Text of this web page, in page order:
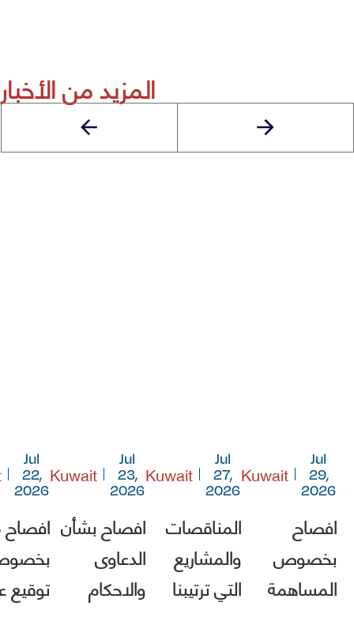
المزيد من الأخبار
Jul
29,
2026
Kuwait
افصاح
بخصوص
المساهمة
Jul
27,
2026
Kuwait
المناقصات
والمشاريع
التي ترتيبنا
Jul
23,
2026
Kuwait
افصاح بشأن
الدعاوى
والاحكام
Jul
22,
2026
توقيع